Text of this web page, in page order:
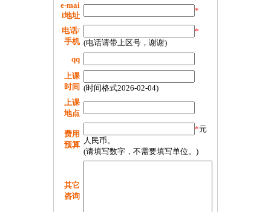
e-mai
l地址
*
电话/
手机
*
(电话请带上区号，谢谢)
qq
上课
时间 (时间格式2026-02-04)
上课
地点
费用
预算
*元
人民币。
(请填写数字，不需要填写单位。)
其它
咨询